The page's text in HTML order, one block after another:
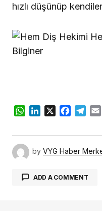
hızlı düşünüp
WhatsApp
LinkedIn
X
by VYG Haber
ADD A COMMENT